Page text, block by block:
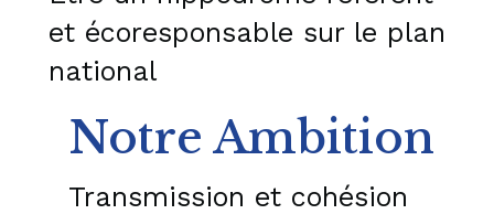
et écoresponsable sur le plan
national
Notre Ambition
Transmission et cohésion